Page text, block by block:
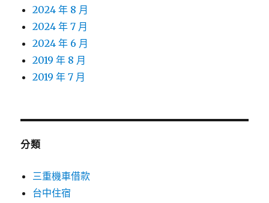
2024 年 8 月
2024 年 7 月
2024 年 6 月
2019 年 8 月
2019 年 7 月
分類
三重機車借款
台中住宿